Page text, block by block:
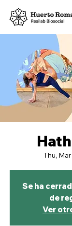
Thu,
Se ha
de
Ver